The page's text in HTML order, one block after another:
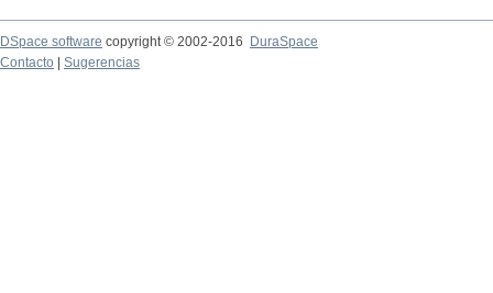
DSpace software copyright © 2002-2016
DuraSpace
Contacto
Sugerencias